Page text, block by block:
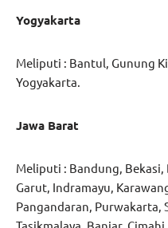
Yogyakarta
Meliputi : Bantul, Gunung
Yogyakarta.
Jawa Barat
Meliputi : Bandung, Bekasi,
Garut, Indramayu,
Pangandaran, Purwakarta,